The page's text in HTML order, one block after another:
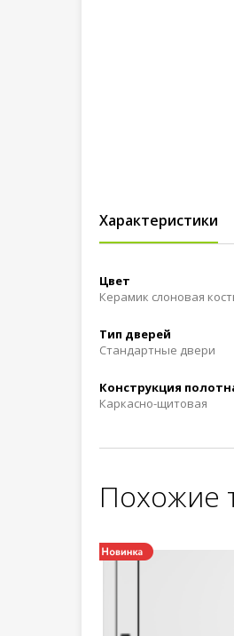
Характеристики
Цвет
Керамик слоновая
Тип дверей
Стандартные двери
Конструкция
Каркасно-щитовая
Похожие